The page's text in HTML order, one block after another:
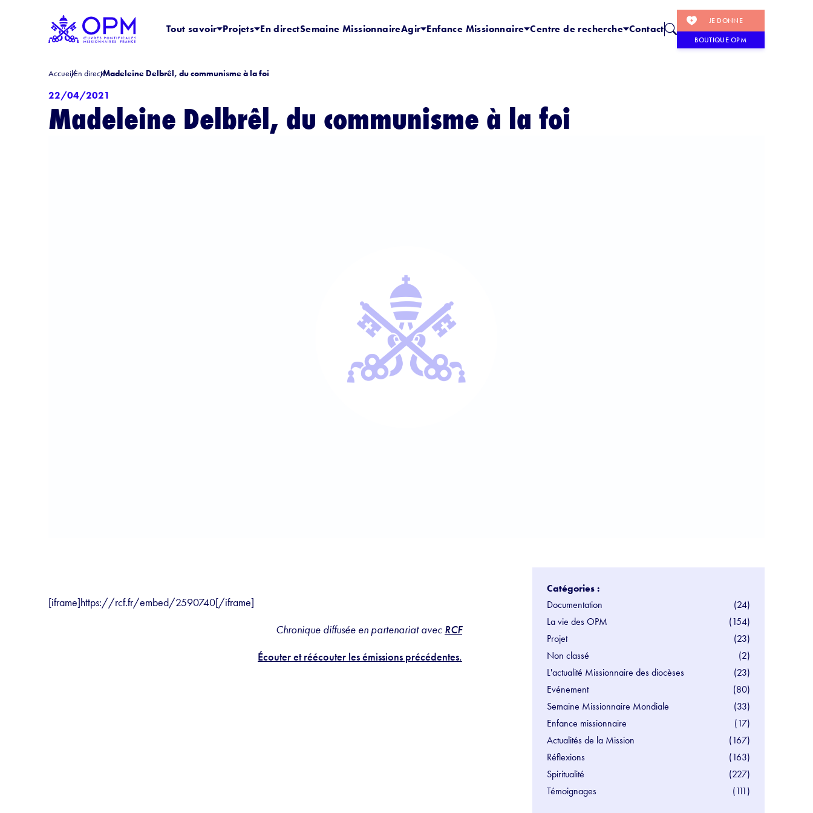
Tout savoir Projets En directSemaine MissionnaireAgir Enfance Missionnaire Centre de recherche Contact
JE DONNE
BOUTIQUE OPM
AccueilEn directMadeleine Delbrêl, du communisme à la foi
22/04/2021
Madeleine Delbrêl, du communisme à la foi
[iframe]https://rcf.fr/embed/2590740[/iframe]
Chronique diffusée en partenariat avec RCF
Écouter et réécouter les émissions précédentes.
Catégories :
Documentation
(24)
La vie des OPM
(154)
Projet
(23)
Non classé
(2)
L'actualité Missionnaire des diocèses
(23)
Evénement
(80)
Semaine Missionnaire Mondiale
(33)
Enfance missionnaire
(17)
Actualités de la Mission
(167)
Réflexions
(163)
Spiritualité
(227)
Témoignages
(111)